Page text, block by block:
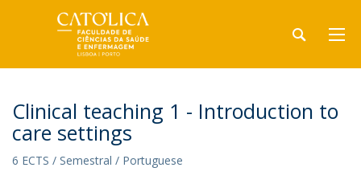
Clinical teaching 1 - Introduction to
care settings
6 ECTS / Semestral / Portuguese